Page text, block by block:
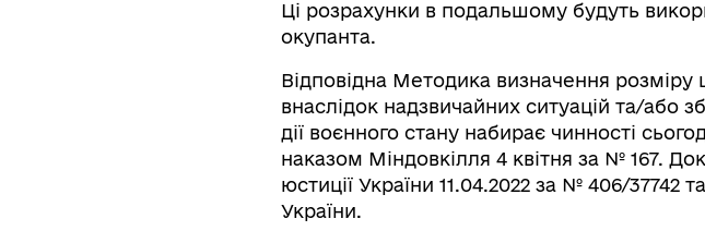
Ці розрахунки в подальшому будуть
окупанта.
Відповідна Методика визначення розміру
внаслідок надзвичайних ситуацій та/або
дії воєнного стану набирає чинності
наказом Міндовкілля 4 квітня за № 167.
юстиції України 11.04.2022 за № 406/37742
України.